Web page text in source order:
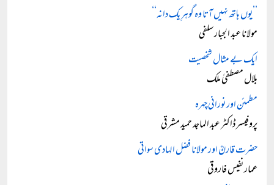
’’یوں ہاتھ نہیں آتا وہ گوہرِ یک دانہ‘‘
مولانا عبد الجبار سلفی
ایک بے مثال شخصیت
بلال مصطفیٰ ملک
مطمئن اور نورانی چہرہ
پروفیسر ڈاکٹر عبد الماجد حمید مشرقی
حضرت قارنؒ اور مولانا فضل الہادی سواتی
عمار نفیس فاروقی